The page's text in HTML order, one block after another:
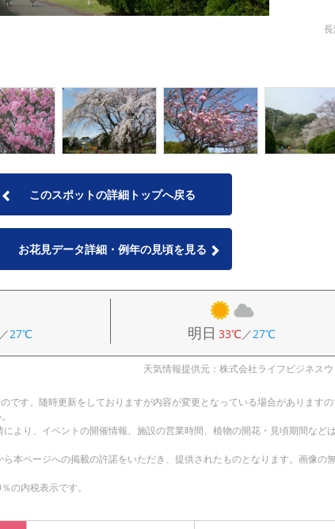
このスポットの詳細トップへ戻る
お花見データ詳細・例年の見頃を見る
／27℃ 明日 33℃／27℃
天気情報提供元：株式会社ライフビジネス
です。随時更新をしておりますが内容が変更となっている場合があります
より、イベントの開催情報、施設の営業時間、植物の開花・見頃期間など
本ページへの掲載の許諾をいただき、提供されたものとなります。画像の
の内税表示です。